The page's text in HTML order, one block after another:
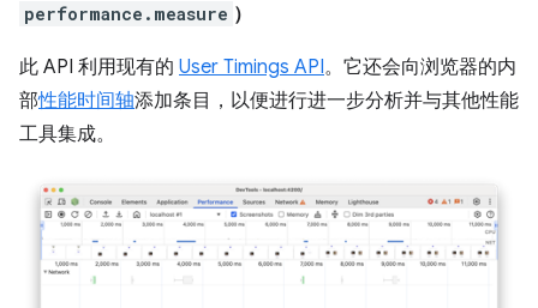
performance.measure ）
此 API 利用现有的 User Timings API。它还会向浏览器的内
部性能时间轴添加条目，以便进行进一步分析并与其他性能
工具集成。